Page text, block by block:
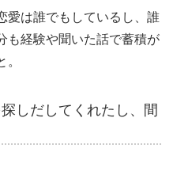
愛は誰でもしているし、誰
も経験や聞いた話で蓄積が
しだしてくれたし、間